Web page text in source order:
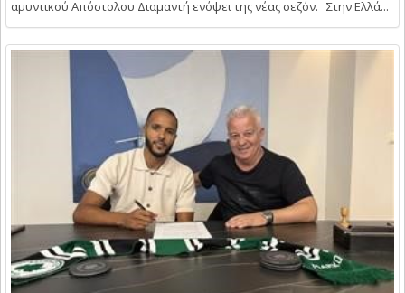
αμυντικού Απόστολου Διαμαντή ενόψει της νέας σεζόν. Στην Ελλά...